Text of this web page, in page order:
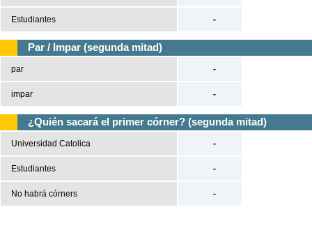
Estudiantes -
Par / Impar (segunda mitad)
par
impar
-
-
¿Quién sacará el primer córner? (segunda mitad)
Universidad Catolica
Estudiantes
No habrá córners
-
-
-